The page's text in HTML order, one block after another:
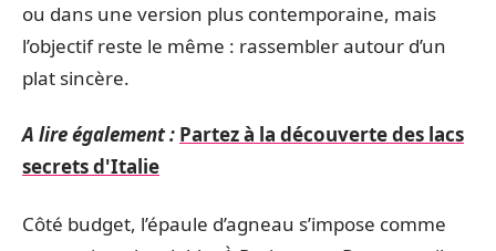
ou dans une version plus contemporaine, mais
l’objectif reste le même : rassembler autour d’un
plat sincère.
A lire également : Partez à la découverte des lacs
secrets d'Italie
Côté budget, l’épaule d’agneau s’impose comme